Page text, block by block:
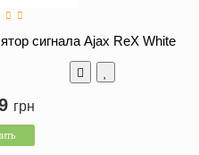
сигнала Ajax ReX White
грн